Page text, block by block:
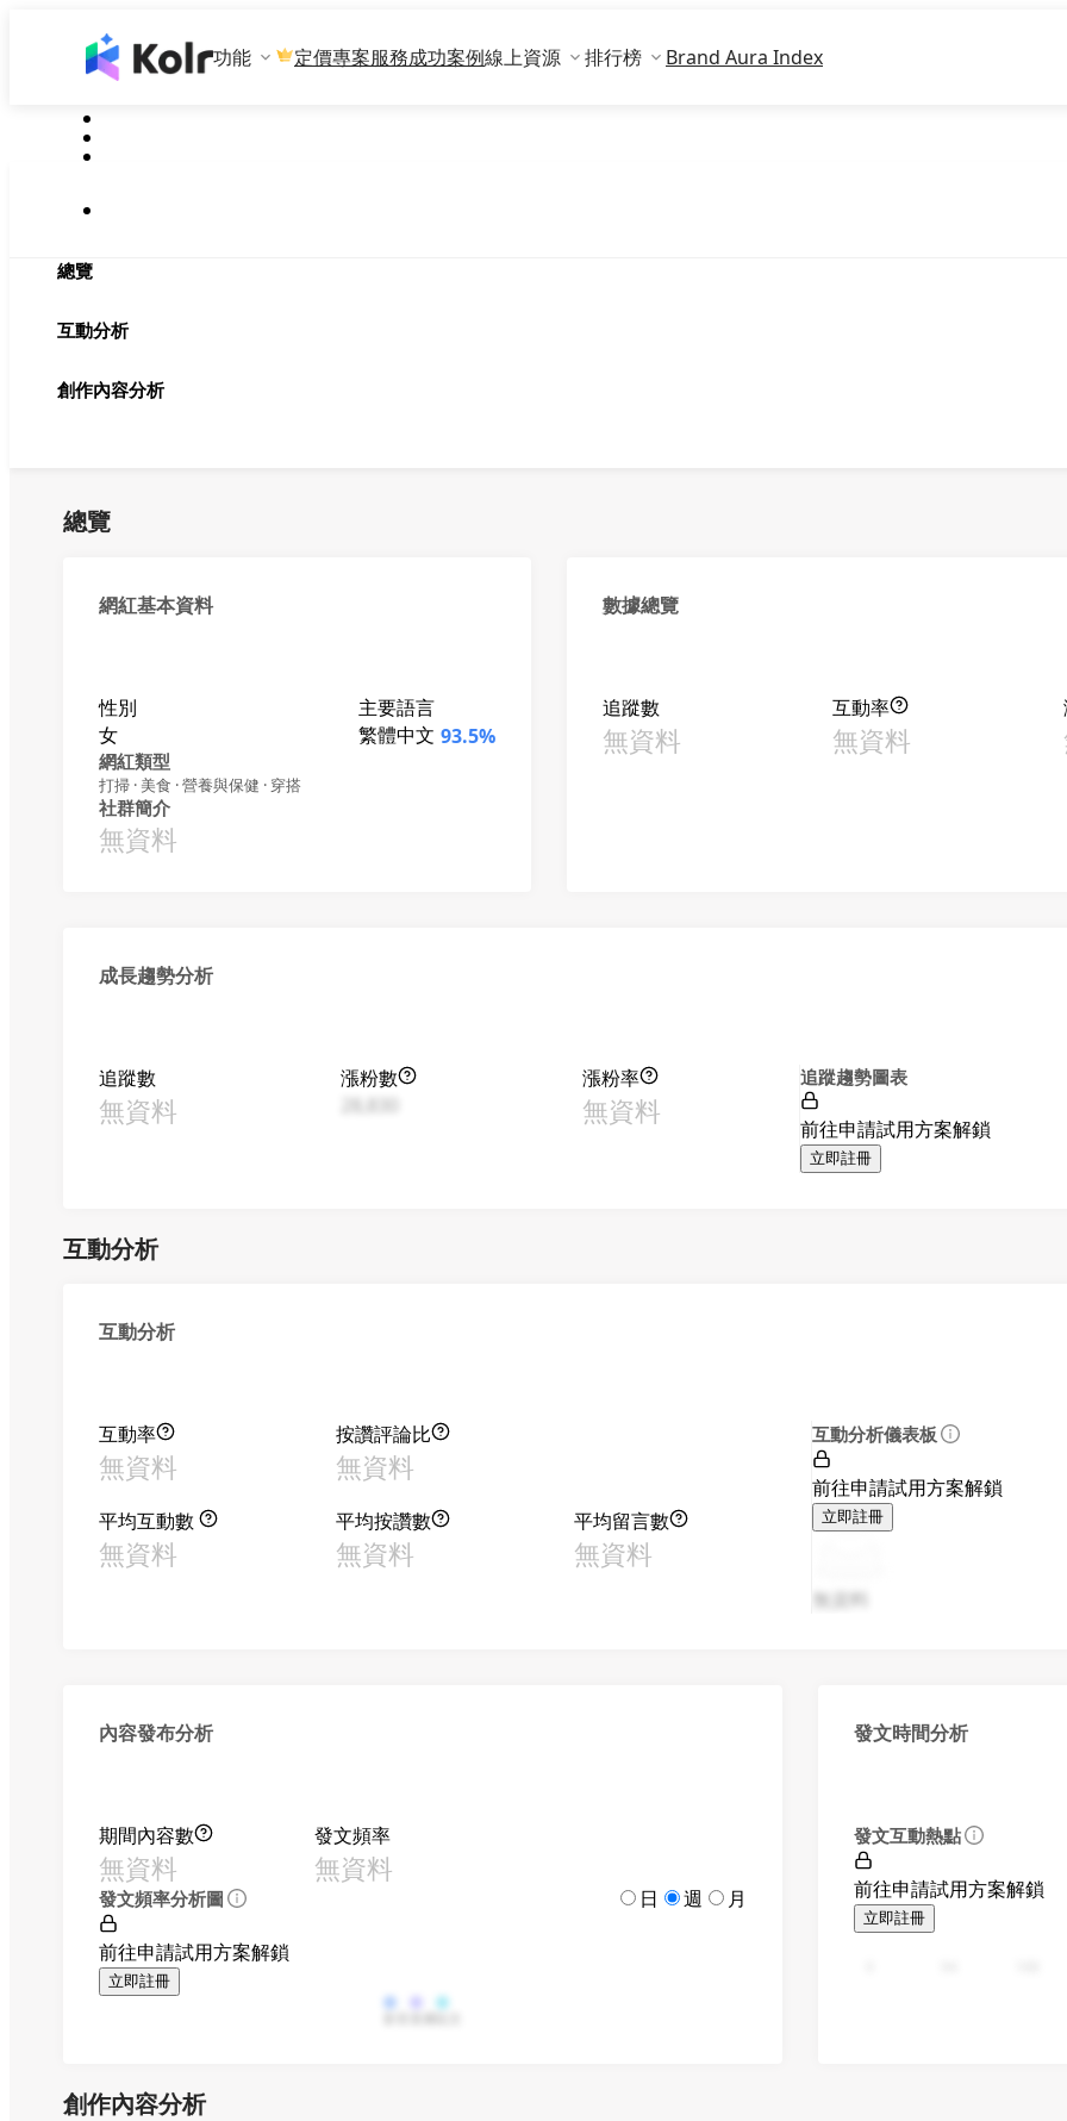
功能 定價專案服務成功案例線上資源 排行榜 Brand Aura Index
總覽
互動分析
創作內容分析
總覽
網紅基本資料
性別
女
主要語言
繁體中文 93.5%
網紅類型
打掃 · 美食 · 營養與保健 · 穿搭
社群簡介
無資料
數據總覽
追蹤數
無資料
互動率
無資料
成長趨勢分析
追蹤數
無資料
漲粉數
漲粉率
無資料
追蹤趨勢圖表
前往申請試用方案解鎖
立即註冊
互動分析
互動分析
互動率
無資料
按讚評論比
無資料
平均互動數
無資料
平均按讚數
無資料
平均留言數
無資料
互動分析儀表板
前往申請試用方案解鎖
立即註冊
無資料
內容發布分析
期間內容數
無資料
發文頻率
無資料
發文頻率分析圖 日 週 月
前往申請試用方案解鎖
立即註冊
發文時間分析
發文互動熱點
前往申請試用方案解鎖
立即註冊
創作內容分析